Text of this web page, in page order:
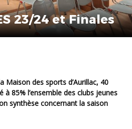
23/24 et Finales
85% l’ensemble des clubs jeunes
synthèse concernant la saison